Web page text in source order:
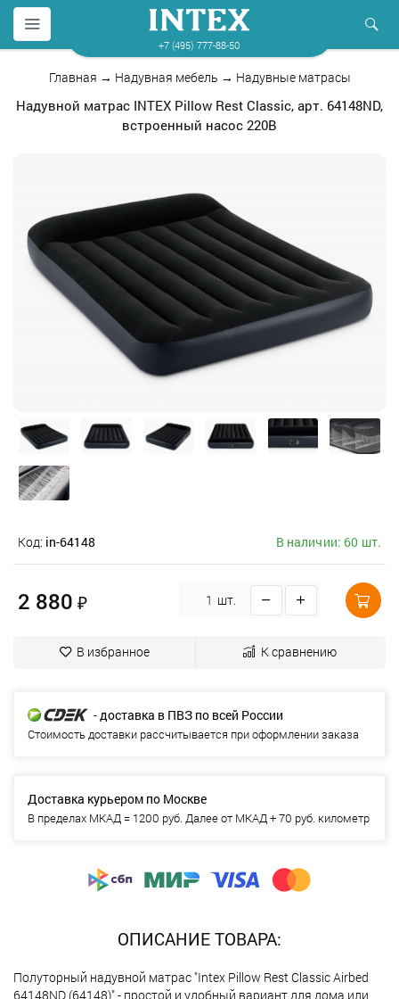
+7 (495) 777-88-50
Главная → Надувная мебель → Надувные матрасы
Надувной матрас INTEX Pillow Rest Classic, арт. 64148ND,
встроенный насос 220В
Код: in-64148 В наличии: 60 шт.
2 880 ₽ шт.
В избранное К сравнению
- доставка в ПВЗ по всей России
Стоимость доставки рассчитывается при оформлении заказа
Доставка курьером по Москве
В пределах МКАД = 1200 руб. Далее от МКАД + 70 руб. километр
ОПИСАНИЕ ТОВАРА:
Полуторный надувной матрас "Intex Pillow Rest Classic Airbed
64148ND (64148)" - простой и удобный вариант для дома или